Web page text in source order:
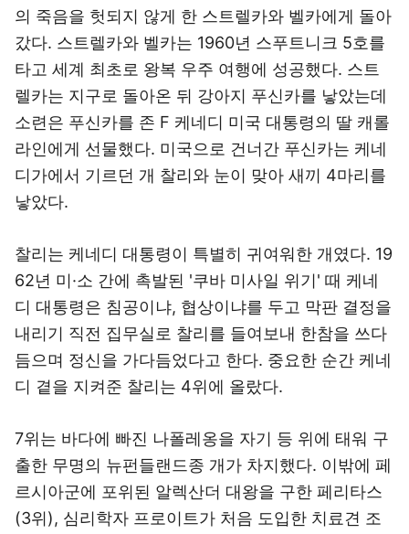
의 죽음을 헛되지 않게 한 스트렐카와 벨카에게 돌아
갔다. 스트렐카와 벨카는 1960년 스푸트니크 5호를
타고 세계 최초로 왕복 우주 여행에 성공했다. 스트
렐카는 지구로 돌아온 뒤 강아지 푸신카를 낳았는데
소련은 푸신카를 존 F 케네디 미국 대통령의 딸 캐롤
라인에게 선물했다. 미국으로 건너간 푸신카는 케네
디가에서 기르던 개 찰리와 눈이 맞아 새끼 4마리를
낳았다.
찰리는 케네디 대통령이 특별히 귀여워한 개였다. 19
62년 미·소 간에 촉발된 '쿠바 미사일 위기' 때 케네
디 대통령은 침공이냐, 협상이냐를 두고 막판 결정을
내리기 직전 집무실로 찰리를 들여보내 한참을 쓰다
듬으며 정신을 가다듬었다고 한다. 중요한 순간 케네
디 곁을 지켜준 찰리는 4위에 올랐다.
7위는 바다에 빠진 나폴레옹을 자기 등 위에 태워 구
출한 무명의 뉴펀들랜드종 개가 차지했다. 이밖에 페
르시아군에 포위된 알렉산더 대왕을 구한 페리타스
(3위), 심리학자 프로이트가 처음 도입한 치료견 조